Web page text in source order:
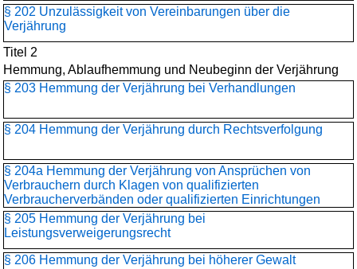
§ 202 Unzulässigkeit von Vereinbarungen über die
Verjährung
Titel 2
Hemmung, Ablaufhemmung und Neubeginn der Verjährung
§ 203 Hemmung der Verjährung bei Verhandlungen
§ 204 Hemmung der Verjährung durch Rechtsverfolgung
§ 204a Hemmung der Verjährung von Ansprüchen von
Verbrauchern durch Klagen von qualifizierten
Verbraucherverbänden oder qualifizierten Einrichtungen
§ 205 Hemmung der Verjährung bei
Leistungsverweigerungsrecht
§ 206 Hemmung der Verjährung bei höherer Gewalt